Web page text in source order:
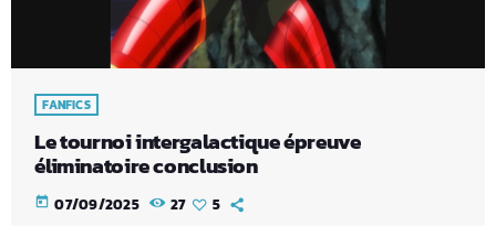
FANFICS
Le tournoi intergalactique épreuve
éliminatoire conclusion
today 07/09/2025 27 5